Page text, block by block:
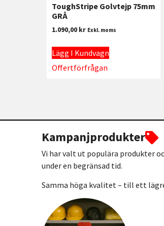
ToughStripe Golvtejp 75mm
GRÅ
1.090,00 kr Exkl. moms
Lägg I Kundvagn
Offertförfrågan
Kampanjprodukter
Vi har valt ut populära produkter
under en begränsad tid.
Samma höga kvalitet – till ett